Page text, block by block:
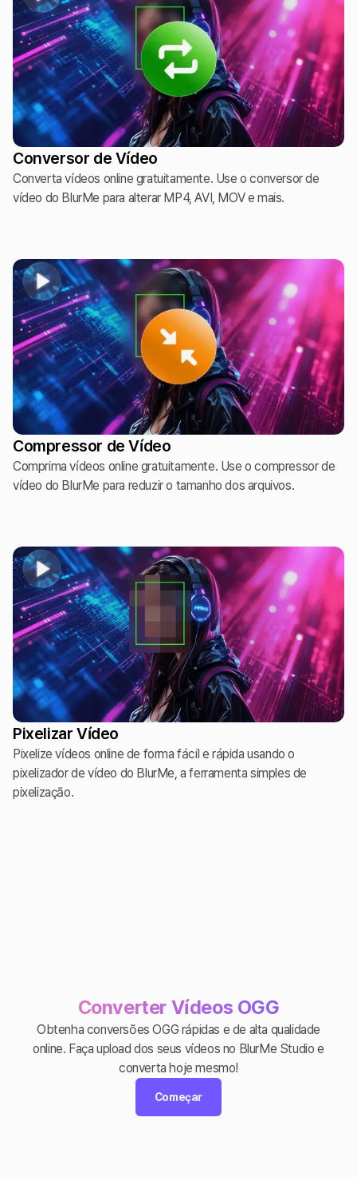
Conversor de Vídeo
Converta vídeos online gratuitamente. Use o conversor de
vídeo do BlurMe para alterar MP4, AVI, MOV e mais.
Compressor de Vídeo
Comprima vídeos online gratuitamente. Use o compressor de
vídeo do BlurMe para reduzir o tamanho dos arquivos.
Pixelizar Vídeo
Pixelize vídeos online de forma fácil e rápida usando o
pixelizador de vídeo do BlurMe, a ferramenta simples de
pixelização.
Converter Vídeos OGG
Obtenha conversões OGG rápidas e de alta qualidade
online. Faça upload dos seus vídeos no BlurMe Studio e
converta hoje mesmo!
Começar